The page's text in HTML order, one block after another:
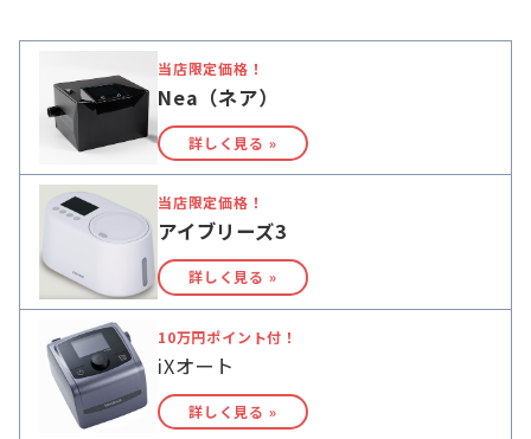
当店限定価格！
Nea（ネア）
詳しく見る »
当店限定価格！
アイブリーズ3
詳しく見る »
10万円ポイント付！
iXオート
詳しく見る »